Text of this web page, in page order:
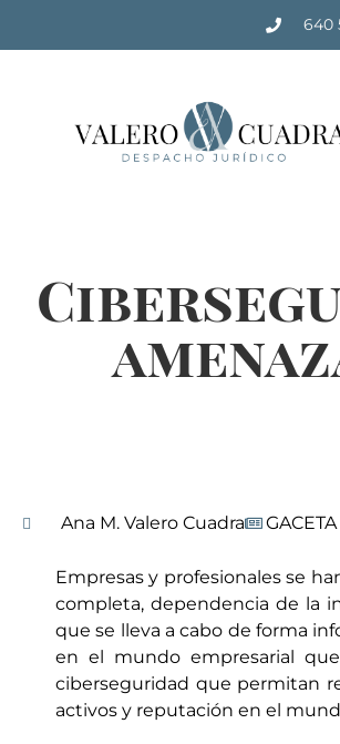
640
Ana M. Valero Cuadra
Empresas y profesionales se
completa, dependencia de la
que se lleva a cabo de forma
en el mundo empresarial
ciberseguridad que permitan
activos y reputación en el